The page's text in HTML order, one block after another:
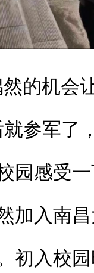
的机会
参军了
园感受
加入南
初入校